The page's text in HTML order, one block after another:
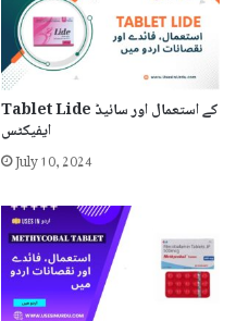
Tablet Lide کے استعمال اور سائیڈ
ایفیکٹس
July 10, 2024